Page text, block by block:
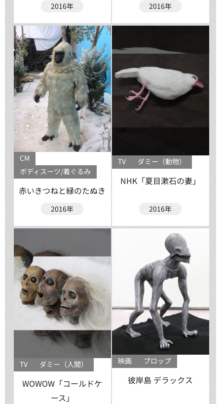
2016年 2016年
CM
ボディスーツ/着ぐるみ
赤いきつねと緑のたぬき
2016年
TV ダミー（動物）
NHK「夏目漱石の妻」
2016年
TV ダミー（人間）
WOWOW「コールドケ
ース」
映画 プロップ
彼岸島 デラックス